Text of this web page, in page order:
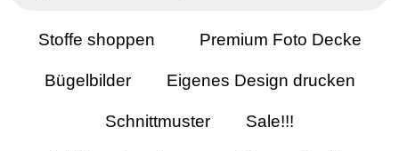
Stoffe shoppen Premium Foto Decke
Bügelbilder Eigenes Design drucken
Schnittmuster Sale!!!